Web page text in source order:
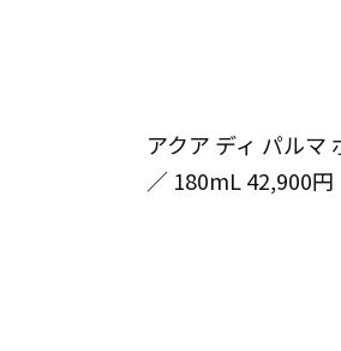
アクア ディ パル
／ 180mL 42,900円